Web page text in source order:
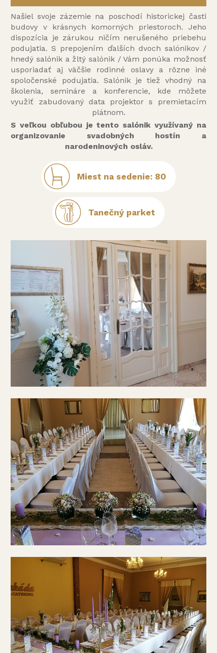
Našiel svoje zázemie na poschodí historickej časti
budovy v krásnych komorných priestoroch. Jeho
dispozícia je zárukou ničím nerušeného priebehu
podujatia. S prepojením ďalších dvoch salónikov /
hnedý salónik a žltý salónik / Vám ponúka možnosť
usporiadať aj väčšie rodinné oslavy a rôzne iné
spoločenské podujatia. Salónik je tiež vhodný na
školenia, semináre a konferencie, kde môžete
využiť zabudovaný data projektor s premietacím
plátnom.
S veľkou obľubou je tento salónik využívaný na
organizovanie svadobných hostín a
narodeninových osláv.
Miest na sedenie: 80
Tanečný parket